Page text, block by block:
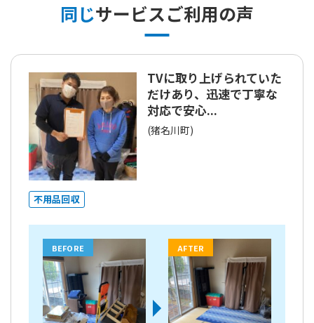
同じサービスご利用の声
TVに取り上げられていた
だけあり、迅速で丁寧な
対応で安心...
(猪名川町)
不用品回収
BEFORE AFTER